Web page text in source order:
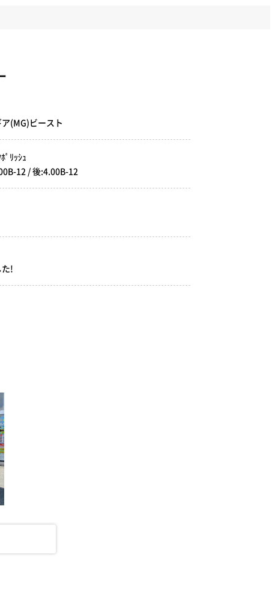
(MG)ビースト
ﾟﾘｯｼｭ
12 / 後:4.00B-12
!